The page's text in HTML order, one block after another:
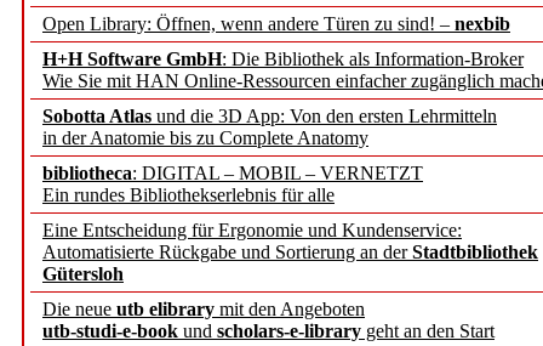
Open Library: Öffnen, wenn andere Türen zu sind! – nexbib
H+H Software GmbH: Die Bibliothek als Information-Broker
Wie Sie mit HAN Online-Ressourcen einfacher zugänglich
Sobotta Atlas und die 3D App: Von den ersten Lehrmitteln
in der Anatomie bis zu Complete Anatomy
bibliotheca: DIGITAL – MOBIL – VERNETZT
Ein rundes Bibliothekserlebnis für alle
Eine Entscheidung für Ergonomie und Kundenservice:
Automatisierte Rückgabe und Sortierung an derStadtbibliothek
Gütersloh
Die neue utb elibrary mit den Angeboten
utb-studi-e-book und scholars-e-library geht an den Start
und die Zeitschrift für
Francke Attempto
EBSCO Information
Recherchefunktionen in
Sorbisches Institut neu
Geschichte und